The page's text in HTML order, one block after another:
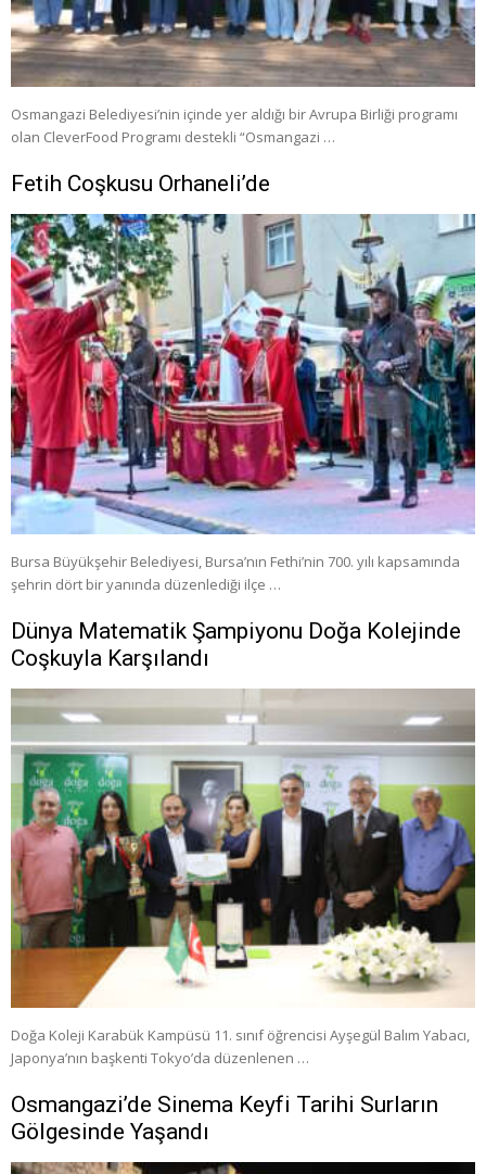
Osmangazi Belediyesi’nin içinde yer aldığı bir Avrupa Birliği programı
olan CleverFood Programı destekli “Osmangazi …
Fetih Coşkusu Orhaneli’de
Bursa Büyükşehir Belediyesi, Bursa’nın Fethi’nin 700. yılı kapsamında
şehrin dört bir yanında düzenlediği ilçe …
Dünya Matematik Şampiyonu Doğa Kolejinde
Coşkuyla Karşılandı
Doğa Koleji Karabük Kampüsü 11. sınıf öğrencisi Ayşegül Balım Yabacı,
Japonya’nın başkenti Tokyo’da düzenlenen …
Osmangazi’de Sinema Keyfi Tarihi Surların
Gölgesinde Yaşandı